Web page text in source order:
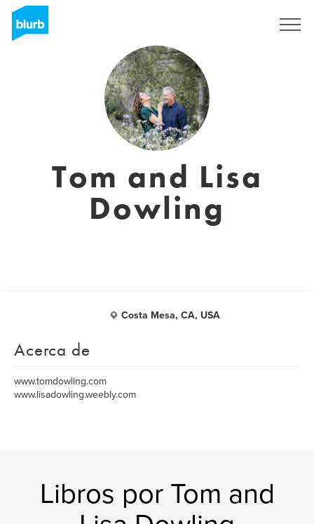
Tom and Lisa
Dowling
Costa Mesa, CA, USA
Acerca de
www.tomdowling.com
www.lisadowling.weebly.com
Libros por Tom and